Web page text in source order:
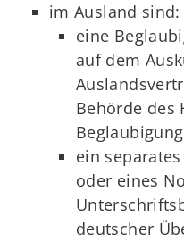
im Ausland sind:
eine
auf dem
Behörde des
ein
oder eines
deutscher